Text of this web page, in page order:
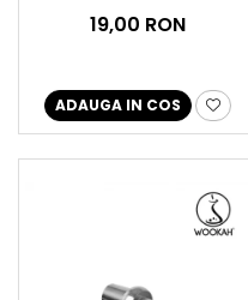
19,00 RON
ADAUGA IN COS